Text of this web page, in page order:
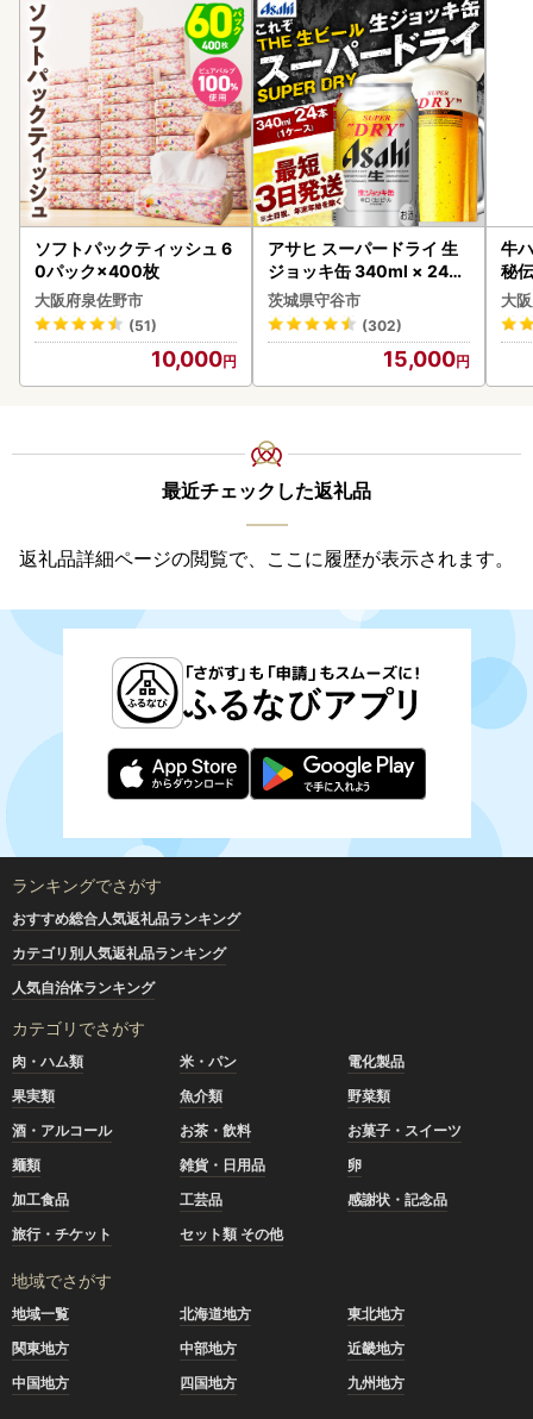
ソフトパックティッシュ 6
0パック×400枚
大阪府泉佐野市
(51)
10,000
アサヒ スーパードライ 生
ジョッキ缶 340ml × 24本
(1ケース) ＜茨城工場＞ 缶
ビール お酒 Asahi 守谷市
茨城県守谷市
(302)
15,000
牛
秘
焼
大
最近チェックした返礼品
返礼品詳細ページの閲覧で、ここに履歴が表示されます。
ランキングでさがす
おすすめ総合人気返礼品ランキング
カテゴリ別人気返礼品ランキング
人気自治体ランキング
カテゴリでさがす
肉・ハム類 米・パン
電化製品
果実類
魚介類
野菜類
酒・アルコール
お茶・飲料
お菓子・スイーツ
麺類
雑貨・日用品
卵
加工食品
工芸品
感謝状・記念品
旅行・チケット
セット類 その他
地域でさがす
地域一覧 北海道地方
東北地方
関東地方
中部地方
近畿地方
中国地方
四国地方 九州地方